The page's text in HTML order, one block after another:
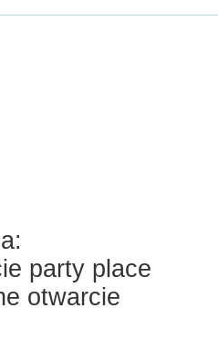
party place
otwarcie